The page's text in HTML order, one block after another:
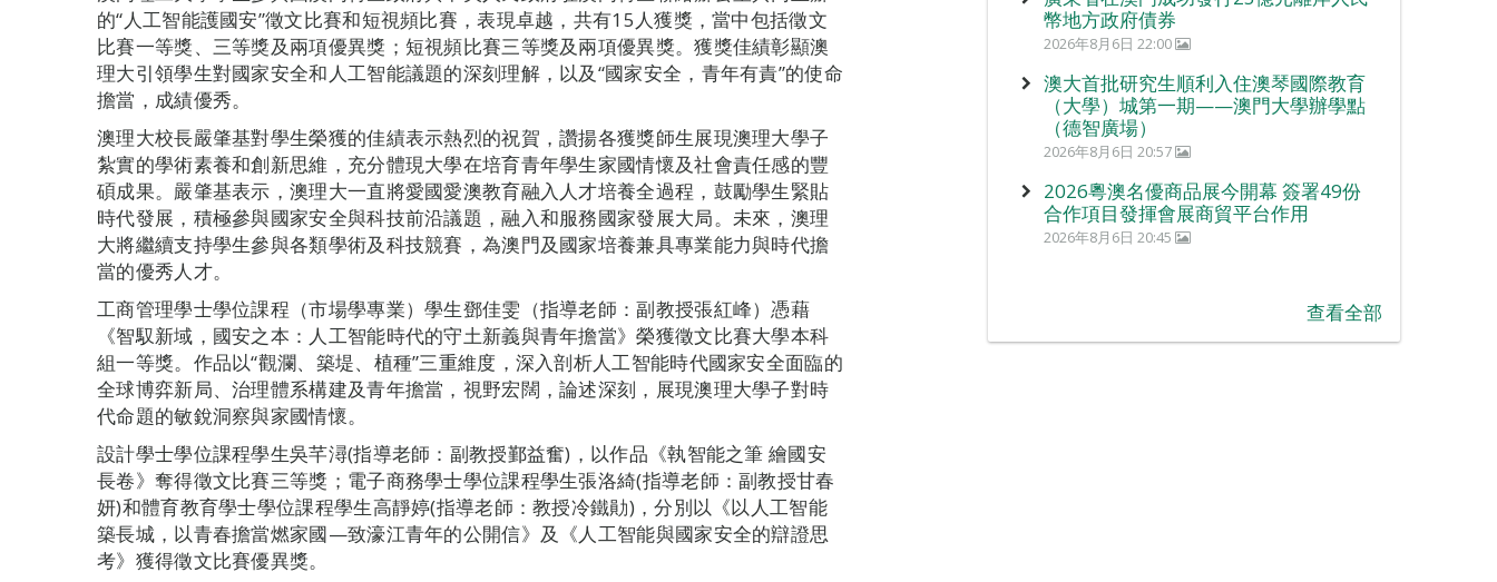
的“人工智能護國安”徵文比賽和短視頻比賽，表現卓越，共有15人獲獎，當中包括徵文
比賽一等獎、三等獎及兩項優異獎；短視頻比賽三等獎及兩項優異獎。獲獎佳績彰顯澳
理大引領學生對國家安全和人工智能議題的深刻理解，以及“國家安全，青年有責”的使命
擔當，成績優秀。
澳理大校長嚴肇基對學生榮獲的佳績表示熱烈的祝賀，讚揚各獲獎師生展現澳理大學子
紮實的學術素養和創新思維，充分體現大學在培育青年學生家國情懷及社會責任感的豐
碩成果。嚴肇基表示，澳理大一直將愛國愛澳教育融入人才培養全過程，鼓勵學生緊貼
時代發展，積極參與國家安全與科技前沿議題，融入和服務國家發展大局。未來，澳理
大將繼續支持學生參與各類學術及科技競賽，為澳門及國家培養兼具專業能力與時代擔
當的優秀人才。
工商管理學士學位課程（市場學專業）學生鄧佳雯（指導老師：副教授張紅峰）憑藉
《智馭新域，國安之本：人工智能時代的守土新義與青年擔當》榮獲徵文比賽大學本科
組一等獎。作品以“觀瀾、築堤、植種”三重維度，深入剖析人工智能時代國家安全面臨的
全球博弈新局、治理體系構建及青年擔當，視野宏闊，論述深刻，展現澳理大學子對時
代命題的敏銳洞察與家國情懷。
設計學士學位課程學生吳芊潯(指導老師：副教授鄞益奮)，以作品《執智能之筆 繪國安
長卷》奪得徵文比賽三等獎；電子商務學士學位課程學生張洛綺(指導老師：副教授甘春
妍)和體育教育學士學位課程學生高靜婷(指導老師：教授冷鐵勛)，分別以《以人工智能
築長城，以青春擔當燃家國—致濠江青年的公開信》及《人工智能與國家安全的辯證思
考》獲得徵文比賽優異獎。
幣地方政府債券
2026年8月6日 22:00
澳大首批研究生順利入住澳琴國際教育
（大學）城第一期——澳門大學辦學點
（德智廣場）
2026年8月6日 20:57
2026粵澳名優商品展今開幕 簽署49份
合作項目發揮會展商貿平台作用
2026年8月6日 20:45
查看全部